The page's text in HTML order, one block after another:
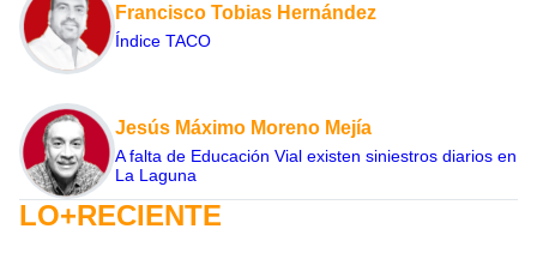
Francisco Tobias Hernández
Índice TACO
Jesús Máximo Moreno Mejía
A falta de Educación Vial existen siniestros diarios en
La Laguna
LO+RECIENTE